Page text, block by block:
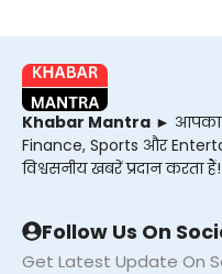
Khabar Mantra ► आपका
Finance, Sports और
विश्वसनीय खबरें प्रदान करता हैं!
Follow Us On
Get Latest Update On